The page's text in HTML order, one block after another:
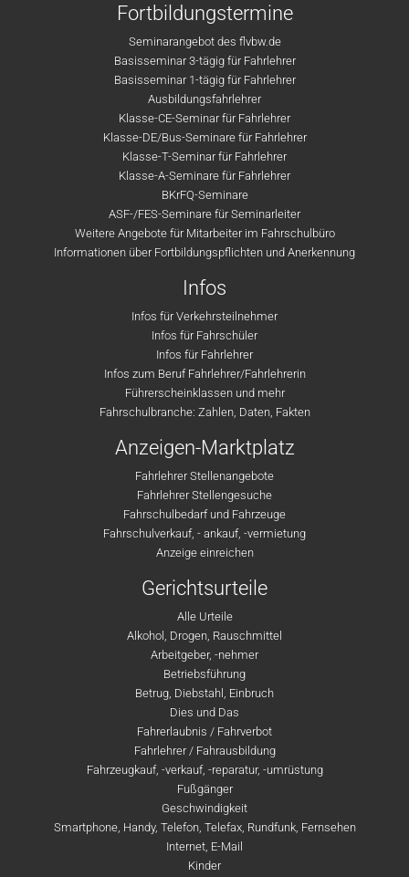
Fortbildungstermine
Seminarangebot des flvbw.de
Basisseminar 3-tägig für Fahrlehrer
Basisseminar 1-tägig für Fahrlehrer
Ausbildungsfahrlehrer
Klasse-CE-Seminar für Fahrlehrer
Klasse-DE/Bus-Seminare für Fahrlehrer
Klasse-T-Seminar für Fahrlehrer
Klasse-A-Seminare für Fahrlehrer
BKrFQ-Seminare
ASF-/FES-Seminare für Seminarleiter
Weitere Angebote für Mitarbeiter im Fahrschulbüro
Informationen über Fortbildungspflichten und Anerkennung
Infos
Infos für Verkehrsteilnehmer
Infos für Fahrschüler
Infos für Fahrlehrer
Infos zum Beruf Fahrlehrer/Fahrlehrerin
Führerscheinklassen und mehr
Fahrschulbranche: Zahlen, Daten, Fakten
Anzeigen-Marktplatz
Fahrlehrer Stellenangebote
Fahrlehrer Stellengesuche
Fahrschulbedarf und Fahrzeuge
Fahrschulverkauf, - ankauf, -vermietung
Anzeige einreichen
Gerichtsurteile
Alle Urteile
Alkohol, Drogen, Rauschmittel
Arbeitgeber, -nehmer
Betriebsführung
Betrug, Diebstahl, Einbruch
Dies und Das
Fahrerlaubnis / Fahrverbot
Fahrlehrer / Fahrausbildung
Fahrzeugkauf, -verkauf, -reparatur, -umrüstung
Fußgänger
Geschwindigkeit
Smartphone, Handy, Telefon, Telefax, Rundfunk, Fernsehen
Internet, E-Mail
Kinder